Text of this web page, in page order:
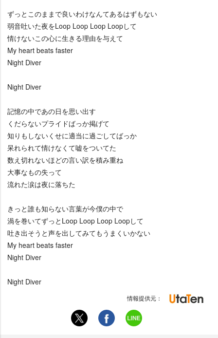
ずっとこのままで良いわけなんてあるはずもない
弱音吐いた夜をLoop Loop Loop Loopして
情けないこの心に生きる理由を与えて
My heart beats faster
Night Diver
Night Diver
記憶の中であの日を思い出す
くだらないプライドばっか掲げて
知りもしないくせに適当に過ごしてばっか
呆れられて情けなくて嘘をついてた
数え切れないほどの言い訳を積み重ね
大事なもの失って
流れた涙は夜に落ちた
きっと誰も知らない言葉が今僕の中で
渦を巻いてずっとLoop Loop Loop Loopして
吐き出そうと声を出してみてもうまくいかない
My heart beats faster
Night Diver
Night Diver
情報提供元：